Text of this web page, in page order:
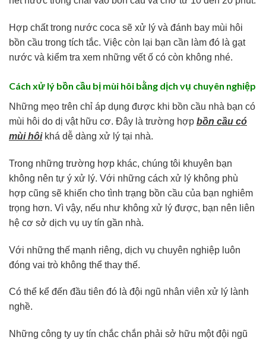
Hợp chất trong nước coca sẽ xử lý và đánh bay mùi hôi
bồn cầu trong tích tắc. Việc còn lại bạn cần làm đó là gạt
nước và kiểm tra xem những vết ố có còn không nhé.
Cách xử lý bồn cầu bị mùi hôi bằng dịch vụ chuyên nghiệp
Những mẹo trên chỉ áp dụng được khi bồn cầu nhà bạn có
mùi hôi do dị vật hữu cơ. Đây là trường hợp bồn cầu có
mùi hôikhá dễ dàng xử lý tại nhà.
Trong những trường hợp khác, chúng tôi khuyên bạn
không nên tự ý xử lý. Với những cách xử lý không phù
hợp cũng sẽ khiến cho tình trạng bồn cầu của bạn nghiêm
trọng hơn. Vì vậy, nếu như không xử lý được, bạn nên liên
hệ cơ sở dịch vụ uy tín gần nhà.
Với những thế mạnh riêng, dịch vụ chuyên nghiệp luôn
đóng vai trò không thể thay thế.
Có thể kể đến đầu tiên đó là đội ngũ nhân viên xử lý lành
nghề.
Những công ty uy tín chắc chắn phải sở hữu một đội ngũ